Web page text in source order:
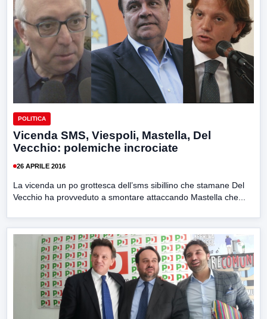
POLITICA
Vicenda SMS, Viespoli, Mastella, Del
Vecchio: polemiche incrociate
26 APRILE 2016
La vicenda un po grottesca dell’sms sibillino che stamane Del
Vecchio ha provveduto a smontare attaccando Mastella che...